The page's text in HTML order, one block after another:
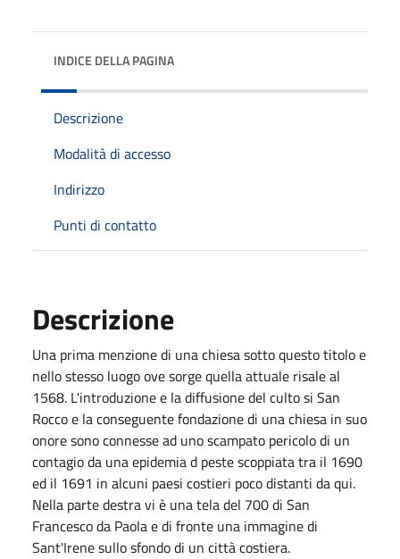
INDICE DELLA PAGINA
Descrizione
Modalità di accesso
Indirizzo
Punti di contatto
Descrizione
Una prima menzione di una chiesa sotto questo titolo e
nello stesso luogo ove sorge quella attuale risale al
1568. L'introduzione e la diffusione del culto si San
Rocco e la conseguente fondazione di una chiesa in suo
onore sono connesse ad uno scampato pericolo di un
contagio da una epidemia d peste scoppiata tra il 1690
ed il 1691 in alcuni paesi costieri poco distanti da qui.
Nella parte destra vi è una tela del 700 di San
Francesco da Paola e di fronte una immagine di
Sant'Irene sullo sfondo di un città costiera.